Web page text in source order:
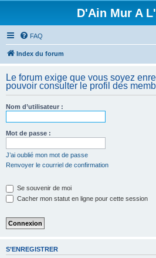
D'Ain Mur A
FAQ
Index du forum
Le forum exige que vous soyez
pouvoir consulter le profil des
Nom d’utilisateur :
Mot de passe :
J’ai oublié mon mot de passe
Renvoyer le courriel de confirmation
Se souvenir de moi
Cacher mon statut en ligne pour cette session
S’ENREGISTRER